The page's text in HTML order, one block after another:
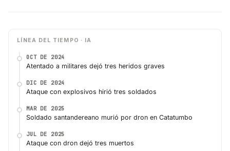
LÍNEA DEL TIEMPO · IA
OCT DE 2024
Atentado a militares dejó tres heridos graves
DIC DE 2024
Ataque con explosivos hirió tres soldados
MAR DE 2025
Soldado santandereano murió por dron en Catatumbo
JUL DE 2025
Ataque con dron dejó tres muertos